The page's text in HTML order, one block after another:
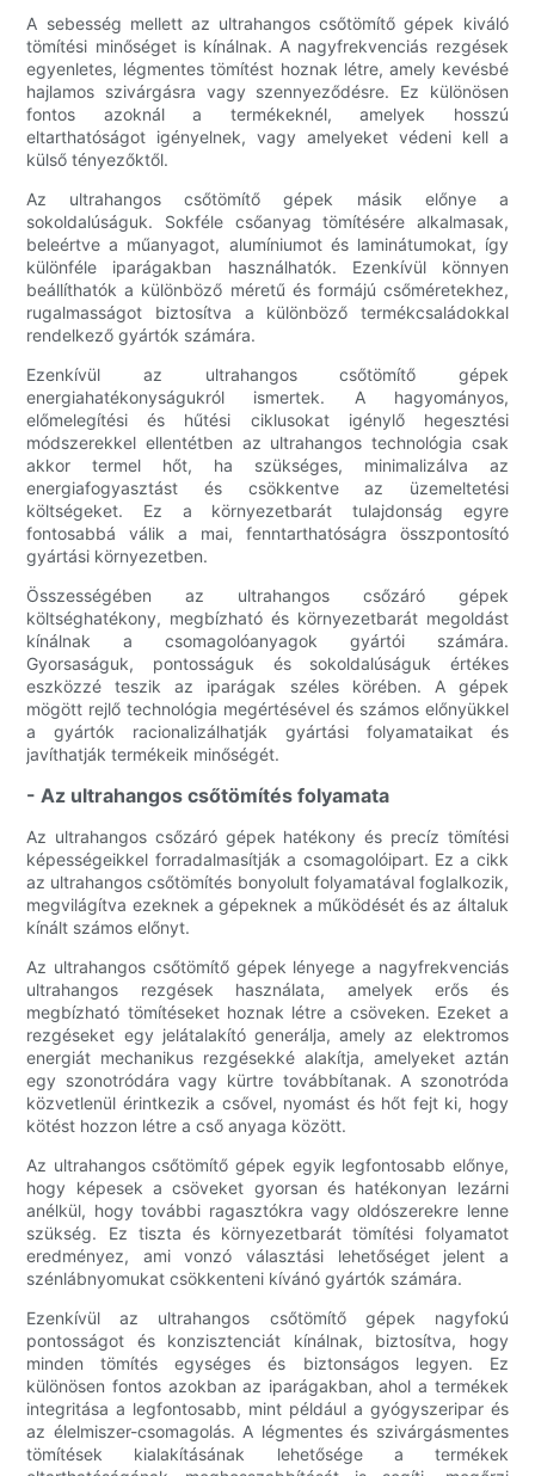
A sebesség mellett az ultrahangos csőtömítő gépek kiváló
tömítési minőséget is kínálnak. A nagyfrekvenciás rezgések
egyenletes, légmentes tömítést hoznak létre, amely kevésbé
hajlamos szivárgásra vagy szennyeződésre. Ez különösen
fontos azoknál a termékeknél, amelyek hosszú
eltarthatóságot igényelnek, vagy amelyeket védeni kell a
külső tényezőktől.
Az ultrahangos csőtömítő gépek másik előnye a
sokoldalúságuk. Sokféle csőanyag tömítésére alkalmasak,
beleértve a műanyagot, alumíniumot és laminátumokat, így
különféle iparágakban használhatók. Ezenkívül könnyen
beállíthatók a különböző méretű és formájú csőméretekhez,
rugalmasságot biztosítva a különböző termékcsaládokkal
rendelkező gyártók számára.
Ezenkívül az ultrahangos csőtömítő gépek
energiahatékonyságukról ismertek. A hagyományos,
előmelegítési és hűtési ciklusokat igénylő hegesztési
módszerekkel ellentétben az ultrahangos technológia csak
akkor termel hőt, ha szükséges, minimalizálva az
energiafogyasztást és csökkentve az üzemeltetési
költségeket. Ez a környezetbarát tulajdonság egyre
fontosabbá válik a mai, fenntarthatóságra összpontosító
gyártási környezetben.
Összességében az ultrahangos csőzáró gépek
költséghatékony, megbízható és környezetbarát megoldást
kínálnak a csomagolóanyagok gyártói számára.
Gyorsaságuk, pontosságuk és sokoldalúságuk értékes
eszközzé teszik az iparágak széles körében. A gépek
mögött rejlő technológia megértésével és számos előnyükkel
a gyártók racionalizálhatják gyártási folyamataikat és
javíthatják termékeik minőségét.
- Az ultrahangos csőtömítés folyamata
Az ultrahangos csőzáró gépek hatékony és precíz tömítési
képességeikkel forradalmasítják a csomagolóipart. Ez a cikk
az ultrahangos csőtömítés bonyolult folyamatával foglalkozik,
megvilágítva ezeknek a gépeknek a működését és az általuk
kínált számos előnyt.
Az ultrahangos csőtömítő gépek lényege a nagyfrekvenciás
ultrahangos rezgések használata, amelyek erős és
megbízható tömítéseket hoznak létre a csöveken. Ezeket a
rezgéseket egy jelátalakító generálja, amely az elektromos
energiát mechanikus rezgésekké alakítja, amelyeket aztán
egy szonotródára vagy kürtre továbbítanak. A szonotróda
közvetlenül érintkezik a csővel, nyomást és hőt fejt ki, hogy
kötést hozzon létre a cső anyaga között.
Az ultrahangos csőtömítő gépek egyik legfontosabb előnye,
hogy képesek a csöveket gyorsan és hatékonyan lezárni
anélkül, hogy további ragasztókra vagy oldószerekre lenne
szükség. Ez tiszta és környezetbarát tömítési folyamatot
eredményez, ami vonzó választási lehetőséget jelent a
szénlábnyomukat csökkenteni kívánó gyártók számára.
Ezenkívül az ultrahangos csőtömítő gépek nagyfokú
pontosságot és konzisztenciát kínálnak, biztosítva, hogy
minden tömítés egységes és biztonságos legyen. Ez
különösen fontos azokban az iparágakban, ahol a termékek
integritása a legfontosabb, mint például a gyógyszeripar és
az élelmiszer-csomagolás. A légmentes és szivárgásmentes
tömítések kialakításának lehetősége a termékek